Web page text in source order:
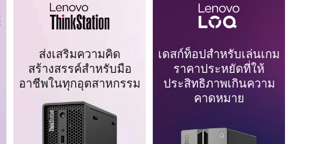
ส่งเสริมความคิด
สร้างสรรค์สำหรับมือ
อาชีพในทุกอุตสาหกรรม
เดสก์ท็อปสำหรับเล่นเกม
ราคาประหยัดที่ให้
ประสิทธิภาพเกินความ
คาดหมาย